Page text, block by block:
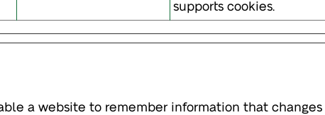
supports cookies.
a website to remember information that